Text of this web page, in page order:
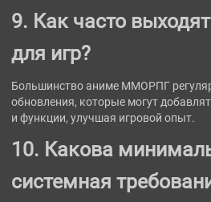
9. Как часто
для игр?
Большинство аниме ММОРПГ
обновления, которые могут
и функции, улучшая игровой опыт.
10. Какова
системная